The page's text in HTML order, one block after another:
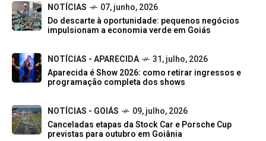
NOTÍCIAS
07, junho, 2026
Do descarte à oportunidade: pequenos negócios
impulsionam a economia verde em Goiás
NOTÍCIAS - APARECIDA
31, julho, 2026
Aparecida é Show 2026: como retirar ingressos e
programação completa dos shows
NOTÍCIAS - GOIÁS
09, julho, 2026
Canceladas etapas da Stock Car e Porsche Cup
previstas para outubro em Goiânia